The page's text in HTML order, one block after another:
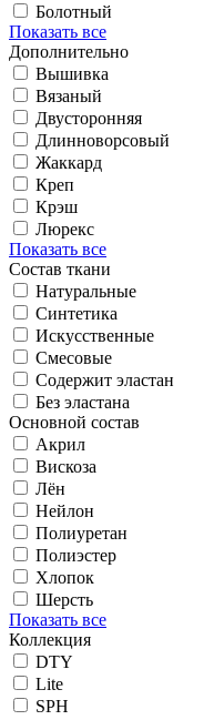
Болотный
Показать все
Дополнительно
Вышивка
Вязаный
Двусторонняя
Длинноворсовый
Жаккард
Креп
Крэш
Люрекс
Показать все
Состав ткани
Натуральные
Синтетика
Искусственные
Смесовые
Содержит эластан
Без эластана
Основной состав
Акрил
Вискоза
Лён
Нейлон
Полиуретан
Полиэстер
Хлопок
Шерсть
Показать все
Коллекция
DTY
Lite
SPH